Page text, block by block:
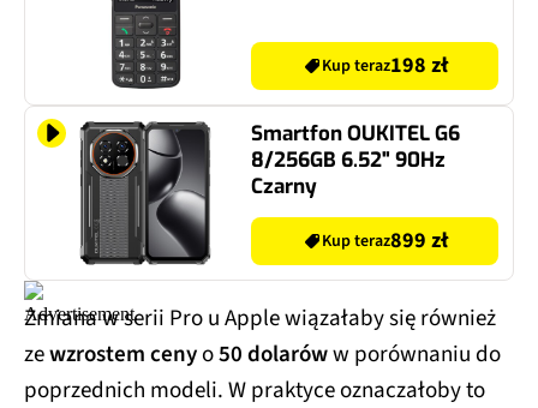
Kup teraz198 zł
Smartfon OUKITEL G6
8/256GB 6.52" 90Hz
Czarny
Kup teraz899 zł
Zmiana w serii Pro u Apple wiązałaby się również
zewzrostem cenyo50 dolaróww porównaniu do
poprzednich modeli. W praktyce oznaczałoby to